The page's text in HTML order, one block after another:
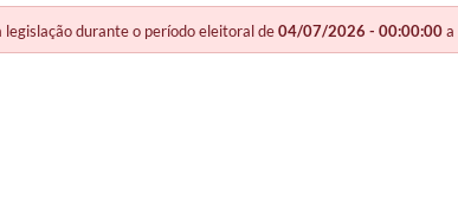
legislação durante o período eleitoral de04/07/2026 - 00:00:00a